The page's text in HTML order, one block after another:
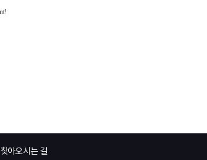
찾아오시는 길